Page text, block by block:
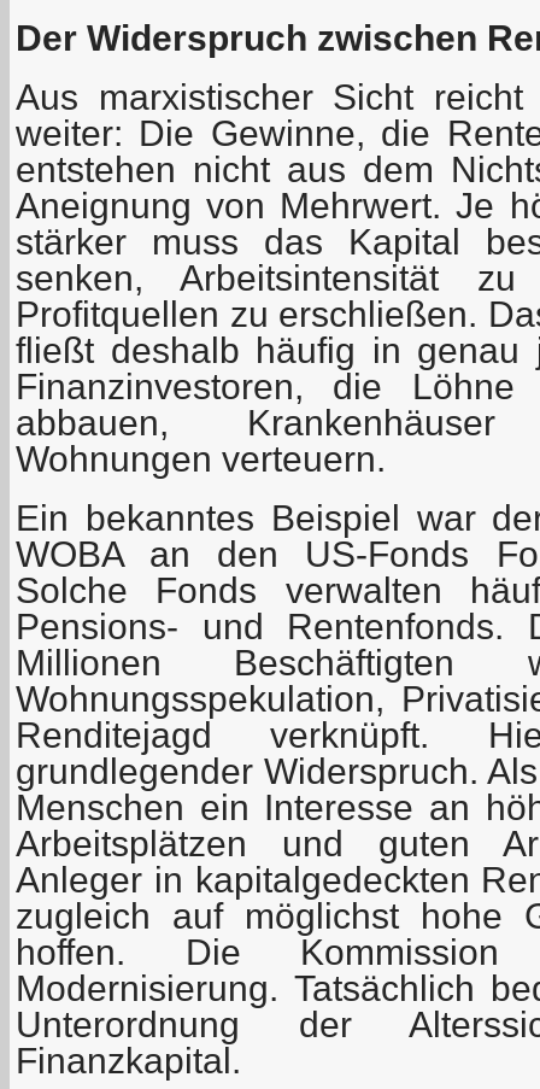
Der Widerspruch zwischen
Aus marxistischer Sicht
weiter: Die Gewinne, die
entstehen nicht aus dem
Aneignung von Mehrwert. Je
stärker muss das Kapital
senken, Arbeitsintensität
Profitquellen zu erschließen.
fließt deshalb häufig in genau
Finanzinvestoren, die Löhne
abbauen,
Wohnungen verteuern.
Ein bekanntes Beispiel war
WOBA an den US-Fonds
Solche Fonds verwalten
Pensions- und Rentenfonds.
Millionen
Wohnungsspekulation,
Renditejagd verknüpft.
grundlegender Widerspruch.
Menschen ein Interesse an
Arbeitsplätzen und guten
Anleger in kapitalgedeckten
zugleich auf möglichst hohe
hoffen. Die
Modernisierung. Tatsächlich
Unterordnung der
Finanzkapital.